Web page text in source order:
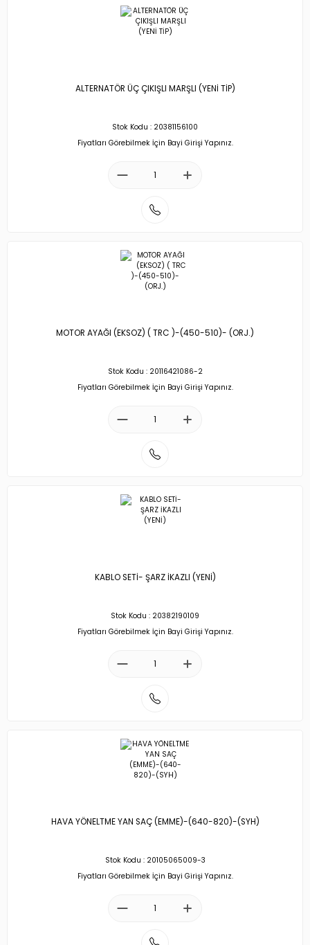
ALTERNATÖR ÜÇ ÇIKIŞLI MARŞLI (YENİ TİP)
Stok Kodu : 20381156100
Fiyatları Görebilmek İçin Bayi Girişi Yapınız.
MOTOR AYAĞI (EKSOZ) ( TRC )-(450-510)- (ORJ.)
Stok Kodu : 20116421086-2
Fiyatları Görebilmek İçin Bayi Girişi Yapınız.
KABLO SETİ- ŞARZ İKAZLI (YENİ)
Stok Kodu : 20382190109
Fiyatları Görebilmek İçin Bayi Girişi Yapınız.
HAVA YÖNELTME YAN SAÇ (EMME)-(640-820)-(SYH)
Stok Kodu : 20105065009-3
Fiyatları Görebilmek İçin Bayi Girişi Yapınız.